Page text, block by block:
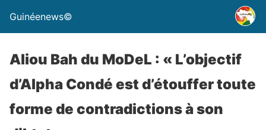
Guinéenews©
Aliou Bah du MoDeL : « L’objectif
d’Alpha Condé est d’étouffer toute
forme de contradictions à son